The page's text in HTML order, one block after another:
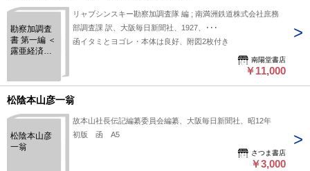
勘察加調査
書 第一編 ＜
露亜経済調
リャブシンスキー勘察加調査隊 編 ; 南満洲鉄道株式会社庶務
部調査課 訳、大阪毎日新聞社、1927、･･･
函イタミとヨゴレ・本体は良好、附図2枚付き
南陽堂書店
￥11,000
松陰本山彦一翁
松陰本山彦
一翁
故本山社長伝記編纂委員会編纂、大阪毎日新聞社、昭12年
初版 函 A5
さつま書店
￥3,000